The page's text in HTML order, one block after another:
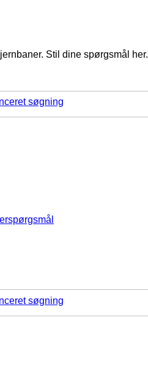
Stil dine spørgsmål her.
søgning
søgning